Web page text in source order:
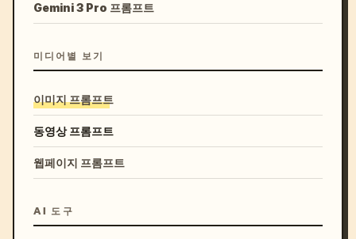
Gemini 3 Pro 프롬프트
미디어별 보기
이미지 프롬프트
동영상 프롬프트
웹페이지 프롬프트
AI 도구